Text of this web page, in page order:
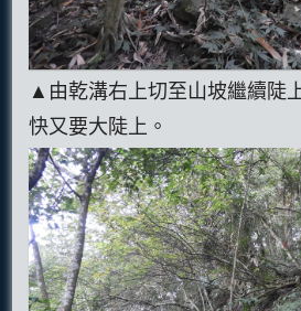
▲由乾溝右上切至山坡繼續陡
快又要大陡上。